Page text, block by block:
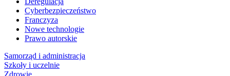
Cyberbezpieczeństwo
Franczyza
Nowe technologie
Prawo autorskie
Samorząd i administracja
Szkoły i uczelnie